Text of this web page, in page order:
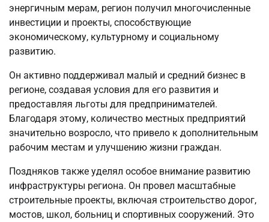
энергичным мерам, регион получил многочисленные
инвестиции и проекты, способствующие
экономическому, культурному и социальному
развитию.
Он активно поддерживал малый и средний бизнес в
регионе, создавая условия для его развития и
предоставляя льготы для предпринимателей.
Благодаря этому, количество местных предприятий
значительно возросло, что привело к дополнительным
рабочим местам и улучшению жизни граждан.
Поздняков также уделял особое внимание развитию
инфраструктуры региона. Он провел масштабные
строительные проекты, включая строительство дорог,
мостов, школ, больниц и спортивных сооружений. Это